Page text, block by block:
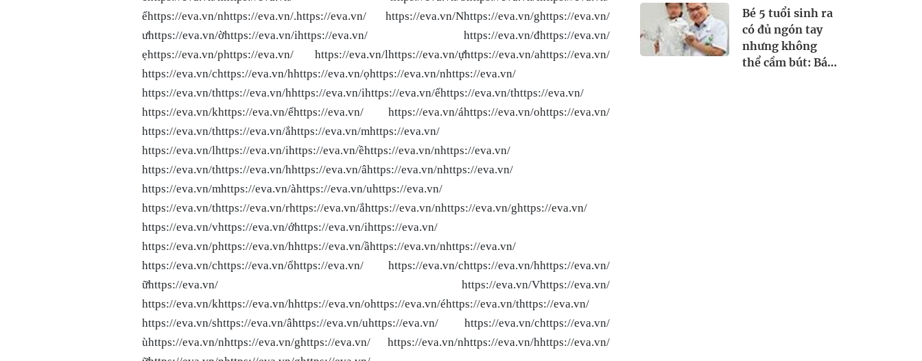
ểhttps://eva.vn/nhttps://eva.vn/.https://eva.vn/ https://eva.vn/Nhttps://eva.vn/ghttps://eva.vn/
ưhttps://eva.vn/ờhttps://eva.vn/ihttps://eva.vn/ https://eva.vn/đhttps://eva.vn/
ẹhttps://eva.vn/phttps://eva.vn/ https://eva.vn/lhttps://eva.vn/ựhttps://eva.vn/ahttps://eva.vn/
https://eva.vn/chttps://eva.vn/hhttps://eva.vn/ọhttps://eva.vn/nhttps://eva.vn/
https://eva.vn/thttps://eva.vn/hhttps://eva.vn/ihttps://eva.vn/ếhttps://eva.vn/thttps://eva.vn/
https://eva.vn/khttps://eva.vn/ếhttps://eva.vn/ https://eva.vn/áhttps://eva.vn/ohttps://eva.vn/
https://eva.vn/thttps://eva.vn/ắhttps://eva.vn/mhttps://eva.vn/
https://eva.vn/lhttps://eva.vn/ihttps://eva.vn/ềhttps://eva.vn/nhttps://eva.vn/
https://eva.vn/thttps://eva.vn/hhttps://eva.vn/âhttps://eva.vn/nhttps://eva.vn/
https://eva.vn/mhttps://eva.vn/àhttps://eva.vn/uhttps://eva.vn/
https://eva.vn/thttps://eva.vn/rhttps://eva.vn/ắhttps://eva.vn/nhttps://eva.vn/ghttps://eva.vn/
https://eva.vn/vhttps://eva.vn/ớhttps://eva.vn/ihttps://eva.vn/
https://eva.vn/phttps://eva.vn/hhttps://eva.vn/ầhttps://eva.vn/nhttps://eva.vn/
https://eva.vn/chttps://eva.vn/ổhttps://eva.vn/ https://eva.vn/chttps://eva.vn/hhttps://eva.vn/
ữhttps://eva.vn/ https://eva.vn/Vhttps://eva.vn/
https://eva.vn/khttps://eva.vn/hhttps://eva.vn/ohttps://eva.vn/éhttps://eva.vn/thttps://eva.vn/
https://eva.vn/shttps://eva.vn/âhttps://eva.vn/uhttps://eva.vn/ https://eva.vn/chttps://eva.vn/
ùhttps://eva.vn/nhttps://eva.vn/ghttps://eva.vn/ https://eva.vn/nhttps://eva.vn/hhttps://eva.vn/
trúng lớn: Giá
bán hơn
200.000
đồng/kg, mỗi
Bé 5 tuổi sinh ra
có đủ ngón tay
nhưng không
thể cầm bút: Bác